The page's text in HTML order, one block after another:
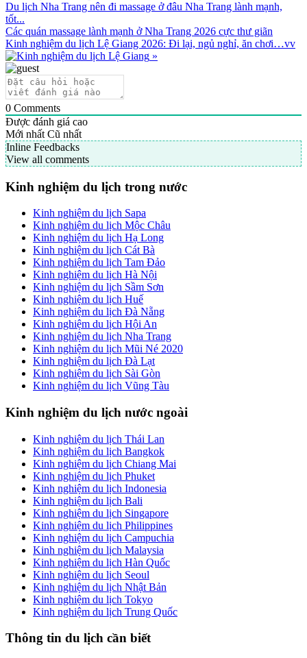
Các quán massage lành mạnh ở Nha Trang 2026 cực thư giãn
Next
Post:
Kinh nghiệm du lịch Lệ Giang 2026: Đi lại, ngủ nghỉ, ăn chơi…vv
»
0 Comments
Được đánh giá cao
Mới nhất Cũ nhất
Inline Feedbacks
View all comments
Primary
Sidebar
Kinh nghiệm du lịch trong nước
Kinh nghiệm du lịch Sapa
Kinh nghiệm du lịch Mộc Châu
Kinh nghiệm du lịch Hạ Long
Kinh nghiệm du lịch Cát Bà
Kinh nghiệm du lịch Tam Đảo
Kinh nghiệm du lịch Hà Nội
Kinh nghiệm du lịch Sầm Sơn
Kinh nghiệm du lịch Huế
Kinh nghiệm du lịch Đà Nẵng
Kinh nghiệm du lịch Hội An
Kinh nghiệm du lịch Nha Trang
Kinh nghiệm du lịch Mũi Né 2020
Kinh nghiệm du lịch Đà Lạt
Kinh nghiệm du lịch Sài Gòn
Kinh nghiệm du lịch Vũng Tàu
Kinh nghiệm du lịch nước ngoài
Kinh nghiệm du lịch Thái Lan
Kinh nghiệm du lịch Bangkok
Kinh nghiệm du lịch Chiang Mai
Kinh nghiệm du lịch Phuket
Kinh nghiệm du lịch Indonesia
Kinh nghiệm du lịch Bali
Kinh nghiệm du lịch Singapore
Kinh nghiệm du lịch Philippines
Kinh nghiệm du lịch Campuchia
Kinh nghiệm du lịch Malaysia
Kinh nghiệm du lịch Hàn Quốc
Kinh nghiệm du lịch Seoul
Kinh nghiệm du lịch Nhật Bản
Kinh nghiệm du lịch Tokyo
Kinh nghiệm du lịch Trung Quốc
Thông tin du lịch cần biết